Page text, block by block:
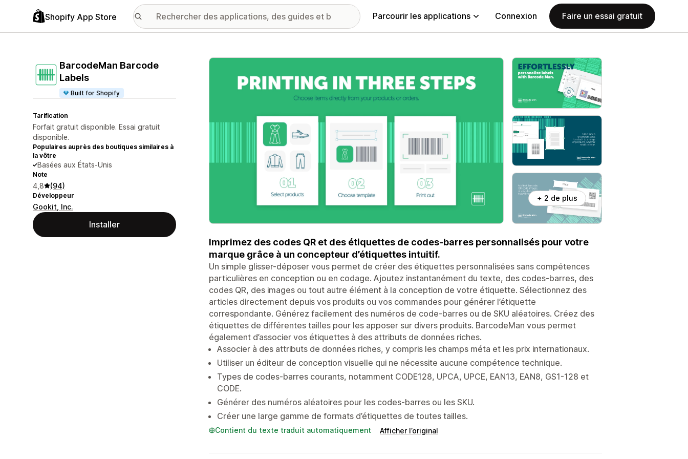
Shopify App Store Parcourir les applications Connexion Faire un essai gratuit
BarcodeMan Barcode
Labels
Built for Shopify
Tarification
Forfait gratuit disponible. Essai gratuit
disponible.
Populaires auprès des boutiques similaires à
la vôtre
Basées aux États-Unis
Note
4,8 (94)
Développeur
Gookit, Inc.
Installer
Galerie d’images vedette
+ 2 de plus
Imprimez des codes QR et des étiquettes de codes-barres personnalisés pour votre
marque grâce à un concepteur d’étiquettes intuitif.
Un simple glisser-déposer vous permet de créer des étiquettes personnalisées sans compétences
particulières en conception ou en codage. Ajoutez instantanément du texte, des codes-barres, des
codes QR, des images ou tout autre élément à la conception de votre étiquette. Sélectionnez des
articles directement depuis vos produits ou vos commandes pour générer l’étiquette
correspondante. Générez facilement des numéros de code-barres ou de SKU aléatoires. Créez des
étiquettes de différentes tailles pour les apposer sur divers produits. BarcodeMan vous permet
également d’associer vos étiquettes à des attributs de données riches.
Associer à des attributs de données riches, y compris les champs méta et les prix internationaux.
Utiliser un éditeur de conception visuelle qui ne nécessite aucune compétence technique.
Types de codes-barres courants, notamment CODE128, UPCA, UPCE, EAN13, EAN8, GS1-128 et
CODE.
Générer des numéros aléatoires pour les codes-barres ou les SKU.
Créer une large gamme de formats d’étiquettes de toutes tailles.
Contient du texte traduit automatiquement Afficher l’original